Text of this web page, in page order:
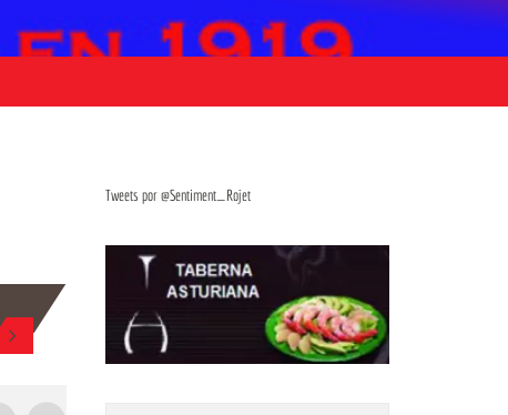
Tweets por @Sentiment_Rojet